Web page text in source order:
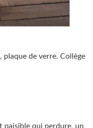
de verre. Collège
paisible qui perdure, un